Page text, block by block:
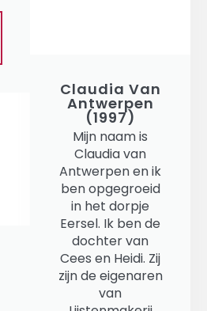
Claudia Van
Antwerpen
(1997)
Mijn naam is
Claudia van
Antwerpen en ik
ben opgegroeid
in het dorpje
Eersel. Ik ben de
dochter van
Cees en Heidi. Zij
zijn de eigenaren
van